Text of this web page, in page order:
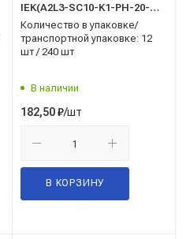
IEK(A2L3-SC10-K1-PH-20-
038)
Количество в упаковке/
транспортной упаковке: 12
шт / 240 шт
В наличии
182,50₽/шт
В КОРЗИНУ